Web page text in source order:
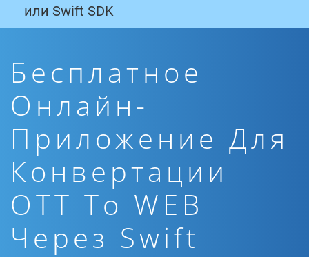
или Swift SDK
Бесплатное
Онлайн-
Приложение Для
Конвертации
OTT To WEB
Через Swift